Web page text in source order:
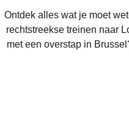
Ontdek alles wat je moet
rechtstreekse treinen naar
met een overstap in